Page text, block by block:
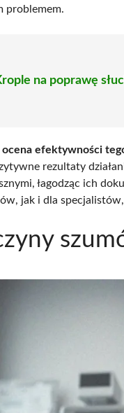
problemem.
na poprawę
ocena efektywności
rezultaty
łagodząc ich
jak i dla